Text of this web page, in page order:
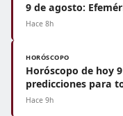
9 de agosto:
Hace 8h
HORÓSCOPO
Horóscopo de hoy
predicciones para
Hace 9h